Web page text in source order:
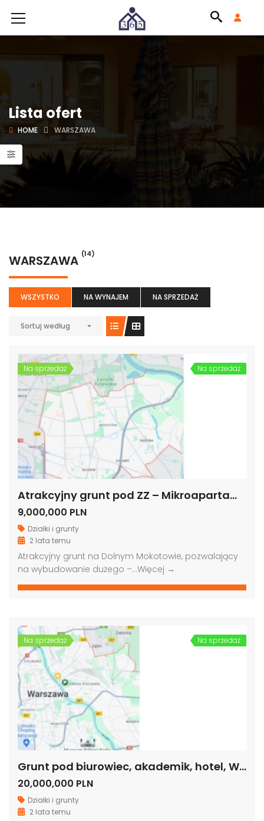
Lista ofert
HOME WARSZAWA
WARSZAWA (14)
WSZYSTKO NA WYNAJEM NA SPRZEDAŻ
Sortuj według
Na sprzedaż Na sprzedaż
Atrakcyjny grunt pod ZZ – Mikroapartamenty, Hotel, Biurowiec, Warszawa -Dolny Mokotów
9,000,000 PLN
Działki i grunty
2 lata temu
Atrakcyjny grunt na Dolnym Mokotowie, pozwalający
na wybudowanie dużego –…Więcej →
Na sprzedaż Na sprzedaż
Grunt pod biurowiec, akademik, hotel, Warszawa
20,000,000 PLN
Działki i grunty
2 lata temu
PLN 4,000,000 PLN